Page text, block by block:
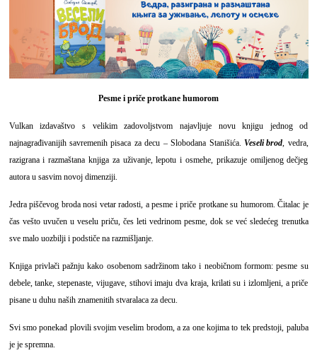
Pesme i priče protkane humorom
Vulkan izdavaštvo s velikim zadovoljstvom najavljuje novu knjigu jednog od
najnagrađivanijih savremenih pisaca za decu – Slobodana Stanišića.Veseli brod, vedra,
razigrana i razmaštana knjiga za uživanje, lepotu i osmehe, prikazuje omiljenog dečjeg
autora u sasvim novoj dimenziji.
Jedra piščevog broda nosi vetar radosti, a pesme i priče protkane su humorom. Čitalac je
čas vešto uvučen u veselu priču, čes leti vedrinom pesme, dok se već sledećeg trenutka
sve malo uozbilji i podstiče na razmišljanje.
Knjiga privlači pažnju kako osobenom sadržinom tako i neobičnom formom: pesme su
debele, tanke, stepenaste, vijugave, stihovi imaju dva kraja, krilati su i izlomljeni, a priče
pisane u duhu naših znamenitih stvaralaca za decu.
Svi smo ponekad plovili svojim veselim brodom, a za one kojima to tek predstoji, paluba
je je spremna.